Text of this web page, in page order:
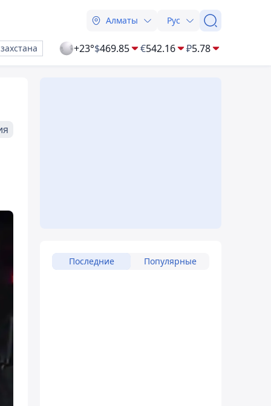
Алматы Рус
+23°$469.85 €542.16 ₽5.78
Последние Популярные